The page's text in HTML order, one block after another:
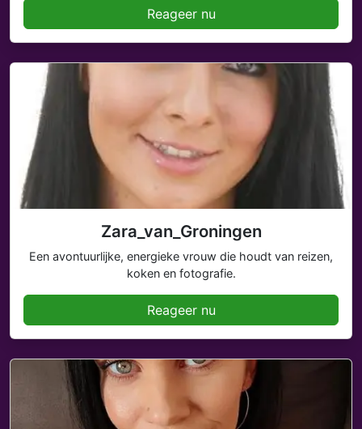
Reageer nu
Zara_van_Groningen
Een avontuurlijke, energieke vrouw die houdt van reizen,
koken en fotografie.
Reageer nu